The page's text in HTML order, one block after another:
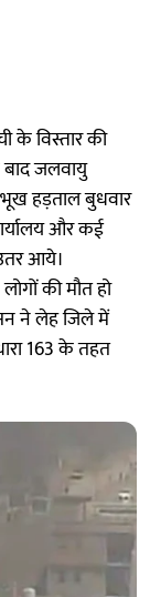
के विस्तार की
जलवायु
भूख हड़ताल बुधवार
और कई
आये।
की मौत हो
ने लेह जिले में
163 के तहत